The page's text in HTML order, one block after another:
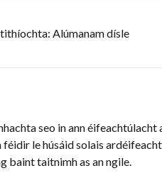
Alúmanam dísle
seo in ann éifeachtúlacht
le húsáid solais
baint taitnimh as an ngile.